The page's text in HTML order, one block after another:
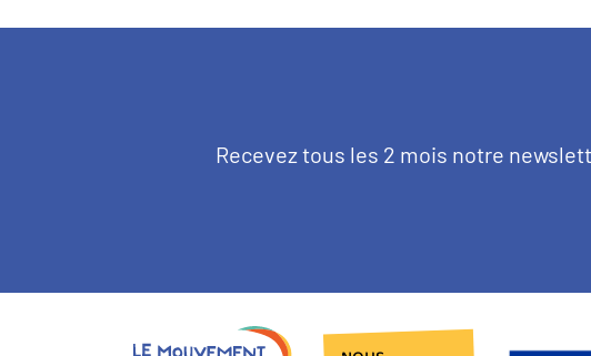
Texte
Recevez tous les 2 mois notre